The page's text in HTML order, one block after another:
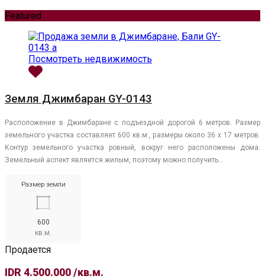
Featured
Посмотреть недвижимость
Земля Джимбаран GY-0143
Расположение в Джимбаране с подъездной дорогой 6 метров. Размер
земельного участка составляет 600 кв.м., размеры около 36 х 17 метров.
Контур земельного участка ровный, вокруг него расположены дома.
Земельный аспект является жилым, поэтому можно получить…
Размер земли
600
кв.м.
Продается
IDR 4.500.000 /кв.м.